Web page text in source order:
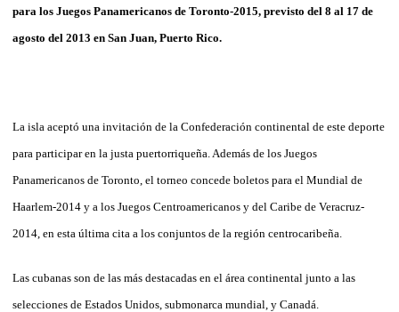
para los Juegos Panamericanos de Toronto-2015, previsto del 8 al 17 de
agosto del 2013 en San Juan, Puerto Rico.
La isla aceptó una invitación de la Confederación continental de este deporte
para participar en la justa puertorriqueña. Además de los Juegos
Panamericanos de Toronto, el torneo concede boletos para el Mundial de
Haarlem-2014 y a los Juegos Centroamericanos y del Caribe de Veracruz-
2014, en esta última cita a los conjuntos de la región centrocaribeña.
Las cubanas son de las más destacadas en el área continental junto a las
selecciones de Estados Unidos, submonarca mundial, y Canadá.